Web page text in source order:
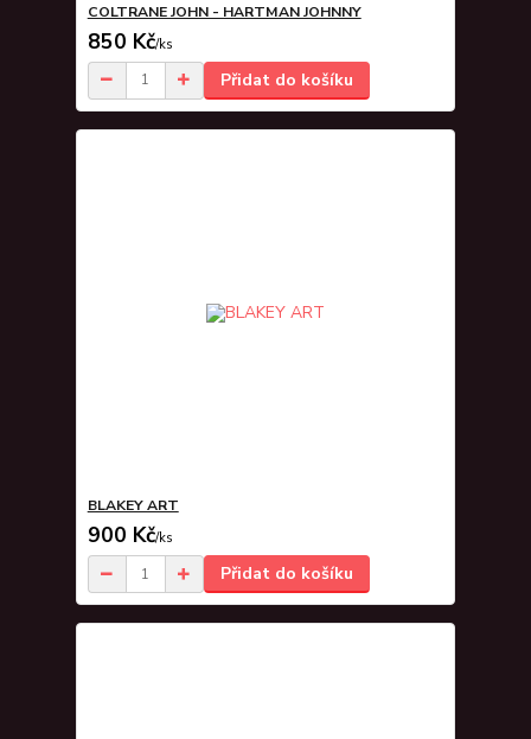
COLTRANE JOHN - HARTMAN JOHNNY
850 Kč/ks
Přidat do košíku
BLAKEY ART
900 Kč/ks
Přidat do košíku